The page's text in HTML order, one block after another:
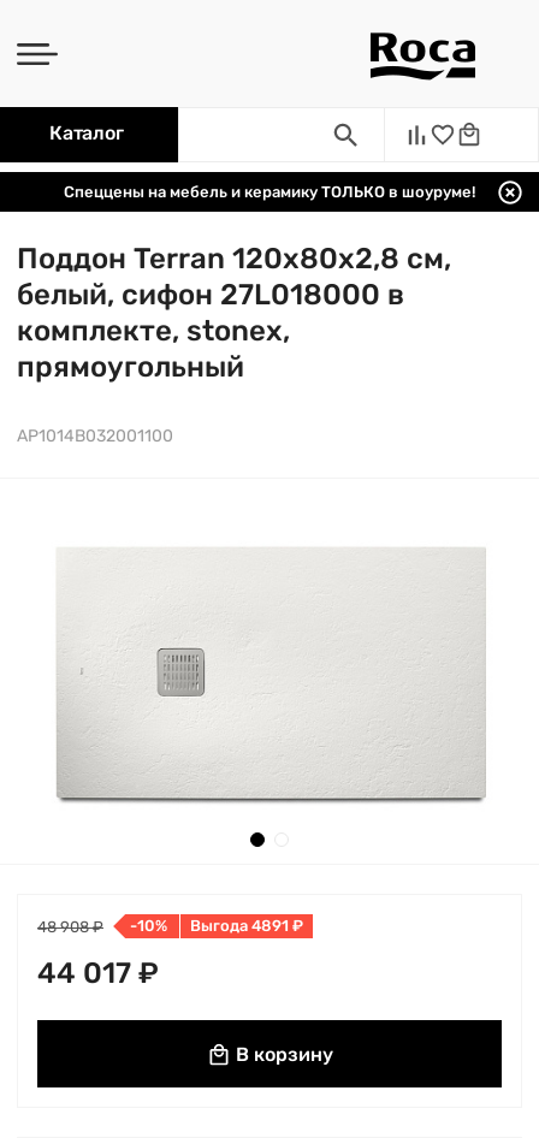
Каталог
Спеццены на мебель и керамику ТОЛЬКО в шоуруме!
Поддон Terran 120х80х2,8 см,
белый, сифон 27L018000 в
комплекте, stonex,
прямоугольный
AP1014B032001100
48 908 ₽ -10% Выгода 4891 ₽
44 017 ₽
В корзину